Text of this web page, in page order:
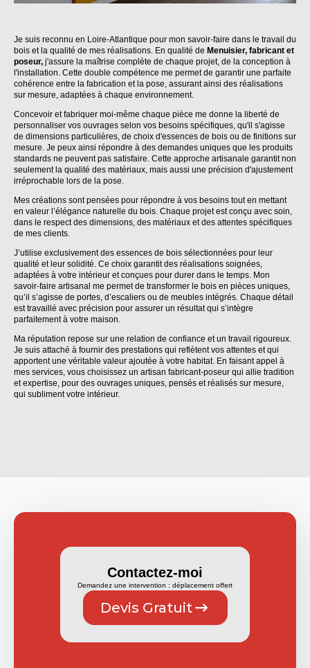
Je suis reconnu en Loire-Atlantique pour mon savoir-faire dans le travail du
bois et la qualité de mes réalisations. En qualité de Menuisier, fabricant et
poseur, j'assure la maîtrise complète de chaque projet, de la conception à
l'installation. Cette double compétence me permet de garantir une parfaite
cohérence entre la fabrication et la pose, assurant ainsi des réalisations
sur mesure, adaptées à chaque environnement.
Concevoir et fabriquer moi-même chaque pièce me donne la liberté de
personnaliser vos ouvrages selon vos besoins spécifiques, qu'il s'agisse
de dimensions particulières, de choix d'essences de bois ou de finitions sur
mesure. Je peux ainsi répondre à des demandes uniques que les produits
standards ne peuvent pas satisfaire. Cette approche artisanale garantit non
seulement la qualité des matériaux, mais aussi une précision d'ajustement
irréprochable lors de la pose.
Mes créations sont pensées pour répondre à vos besoins tout en mettant
en valeur l’élégance naturelle du bois. Chaque projet est conçu avec soin,
dans le respect des dimensions, des matériaux et des attentes spécifiques
de mes clients.
J’utilise exclusivement des essences de bois sélectionnées pour leur
qualité et leur solidité. Ce choix garantit des réalisations soignées,
adaptées à votre intérieur et conçues pour durer dans le temps. Mon
savoir-faire artisanal me permet de transformer le bois en pièces uniques,
qu’il s’agisse de portes, d’escaliers ou de meubles intégrés. Chaque détail
est travaillé avec précision pour assurer un résultat qui s’intègre
parfaitement à votre maison.
Ma réputation repose sur une relation de confiance et un travail rigoureux.
Je suis attaché à fournir des prestations qui reflètent vos attentes et qui
apportent une véritable valeur ajoutée à votre habitat. En faisant appel à
mes services, vous choisissez un artisan fabricant-poseur qui allie tradition
et expertise, pour des ouvrages uniques, pensés et réalisés sur mesure,
qui subliment votre intérieur.
Contactez-moi
Demandez une intervention : déplacement offert
Devis Gratuit